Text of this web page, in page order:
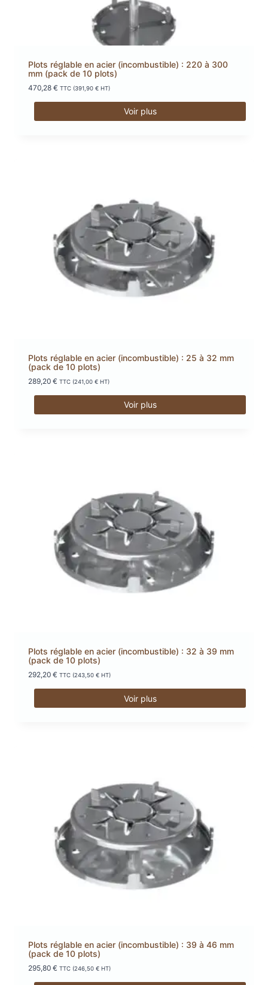
Plots réglable en acier (incombustible) : 220 à 300
mm (pack de 10 plots)
470,28 € TTC (391,90 € HT)
Voir plus
Plots réglable en acier (incombustible) : 25 à 32 mm
(pack de 10 plots)
289,20 € TTC (241,00 € HT)
Voir plus
Plots réglable en acier (incombustible) : 32 à 39 mm
(pack de 10 plots)
292,20 € TTC (243,50 € HT)
Voir plus
Plots réglable en acier (incombustible) : 39 à 46 mm
(pack de 10 plots)
295,80 € TTC (246,50 € HT)